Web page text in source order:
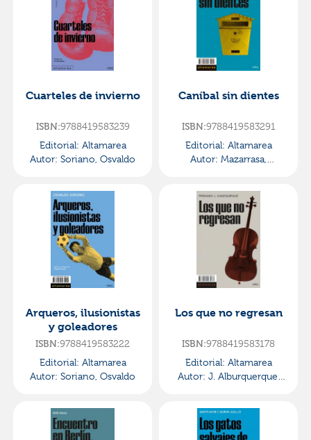
Cuarteles de invierno
ISBN:9788419583239
Editorial: Altamarea
Autor: Soriano, Osvaldo
Caníbal sin dientes
ISBN:9788419583291
Editorial: Altamarea
Autor: Mazarrasa,
Arqueros, ilusionistas
y goleadores
ISBN:9788419583222
Editorial: Altamarea
Autor: Soriano, Osvaldo
Los que no regresan
ISBN:9788419583178
Editorial: Altamarea
Autor: J. Alburquerque,